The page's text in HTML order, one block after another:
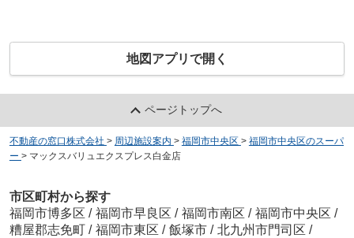
地図アプリで開く
ページトップへ
不動産の窓口株式会社 > 周辺施設案内 > 福岡市中央区 > 福岡市中央区のスーパ
ー > マックスバリュエクスプレス白金店
市区町村から探す
福岡市博多区 / 福岡市早良区 / 福岡市南区 / 福岡市中央区 /
糟屋郡志免町 / 福岡市東区 / 飯塚市 / 北九州市門司区 /